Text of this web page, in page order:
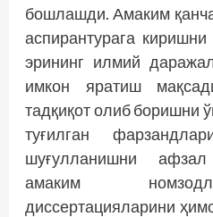
бошлашди. Амаким
аспирантурага
эрининг илмий
имкон яратиш
тадқиқот олиб боришни
туғилган
шуғулланишни
амаким
диссертацияларини